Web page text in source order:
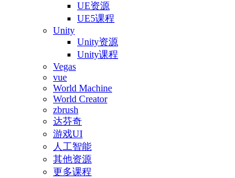
UE资源
UE5课程
Unity
Unity资源
Unity课程
Vegas
vue
World Machine
World Creator
zbrush
达芬奇
游戏UI
人工智能
其他资源
更多课程